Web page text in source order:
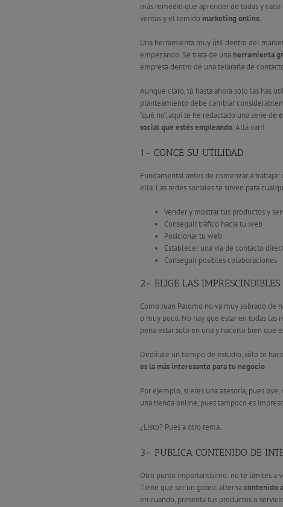
más remedio que aprender de todas y
ventas y el temido marketing online.
Una herramienta muy útil dentro del
empezando. Se trata de una herramienta
empresa dentro de una telaraña de
Aunque claro, tú hasta ahora sólo las has
planteamiento debe cambiar
“qué no”, aquí te he redactado una serie de
social que estés empleando. Allá van!
1- CONCE SU UTILIDAD
Fundamental antes de comenzar a
ella. Las redes sociales te sirven para
Vender y mostrar tus productos y
Conseguir tráfico hacia tu web
Posicionar tu web
Establecer una vía de contacto
Conseguir posibles colaboraciones
2- ELIGE LAS IMPRESCINDIBLES
Como Juan Palomo no va muy sobrado de
o muy poco. No hay que estar en todas las
pena estar solo en una y hacerlo bien que
Dedícale un tiempo de estudio, sólo te
es la más interesante para tu negocio.
Por ejemplo, si eres una asesoría, pues
una tienda online, pues tampoco es
¿Listo? Pues a otro tema.
3- PUBLICA CONTENIDO DE
Otro punto importantísimo: no te limites a
Tiene que ser un goteo, alternacontenido
en cuando, presenta tus productos o